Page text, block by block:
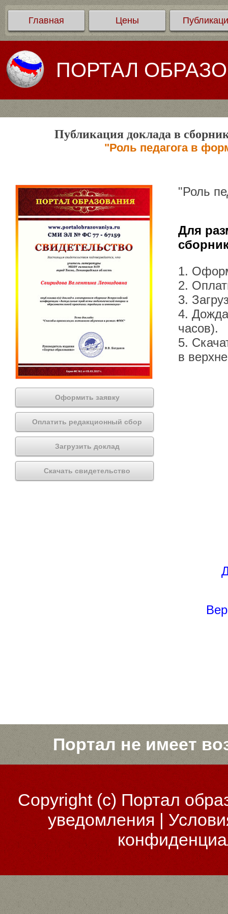
Главная Цены
ПОРТАЛ
Публикация доклада в
"Роль педагога в
Оформить заявку
Оплатить редакционный сбор
Загрузить доклад
Скачать свидетельство
"Роль
Для
1.
2.
3.
4.
часов).
5.
в
Портал не имеет
Copyright (c)Портал
уведомления |